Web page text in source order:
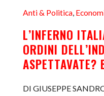
Anti & Politica,
L’INFERNO
ORDINI
ASPETTAVATE?
DI GIUSEPPE